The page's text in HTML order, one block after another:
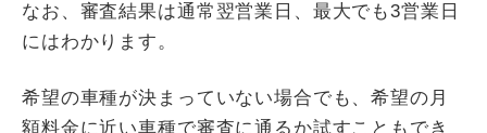
なお、審査結果は通常翌営業日、最大でも3営業日
にはわかります。
希望の車種が決まっていない場合でも、希望の月
額料金に近い車種で審査に通るか試すこともでき